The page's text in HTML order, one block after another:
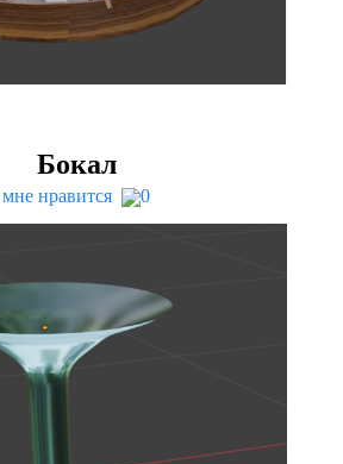
Бокал
мне нравится 0